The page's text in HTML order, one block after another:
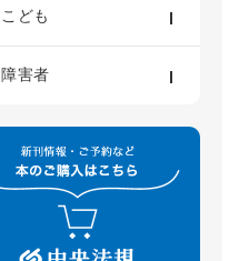
精神保健福祉士
保育士
認知症ケア・介護技術
ーシャルワーク
看護
制度
こども
保育・教育／発達障害
障害者
障害者支援・福祉